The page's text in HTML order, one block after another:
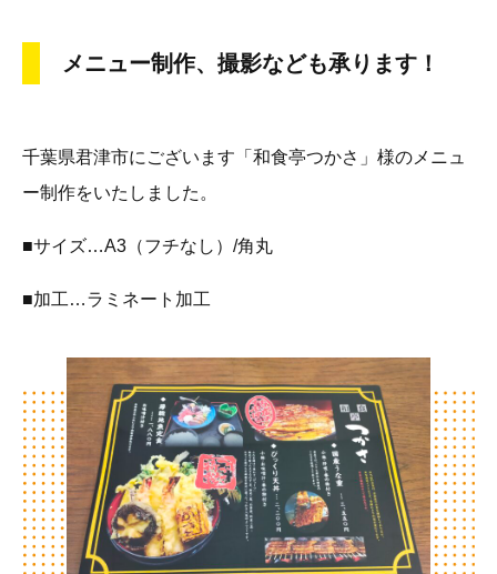
メニュー制作、撮影なども承ります！
千葉県君津市にございます「和食亭つかさ」様のメニュ
ー制作をいたしました。
■サイズ…A3（フチなし）/角丸
■加工…ラミネート加工